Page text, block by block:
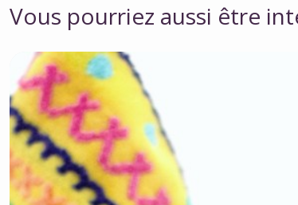
Vous pourriez aussi être